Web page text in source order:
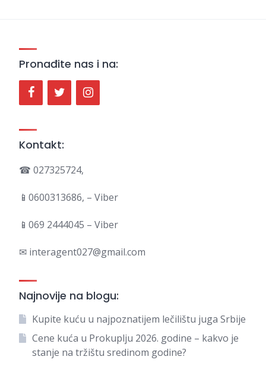
Pronađite nas i na:
Kontakt:
☎ 027325724,
📱0600313686, – Viber
📱069 2444045 – Viber
✉ interagent027@gmail.com
Najnovije na blogu:
Kupite kuću u najpoznatijem lečilištu juga Srbije
Cene kuća u Prokuplju 2026. godine – kakvo je
stanje na tržištu sredinom godine?